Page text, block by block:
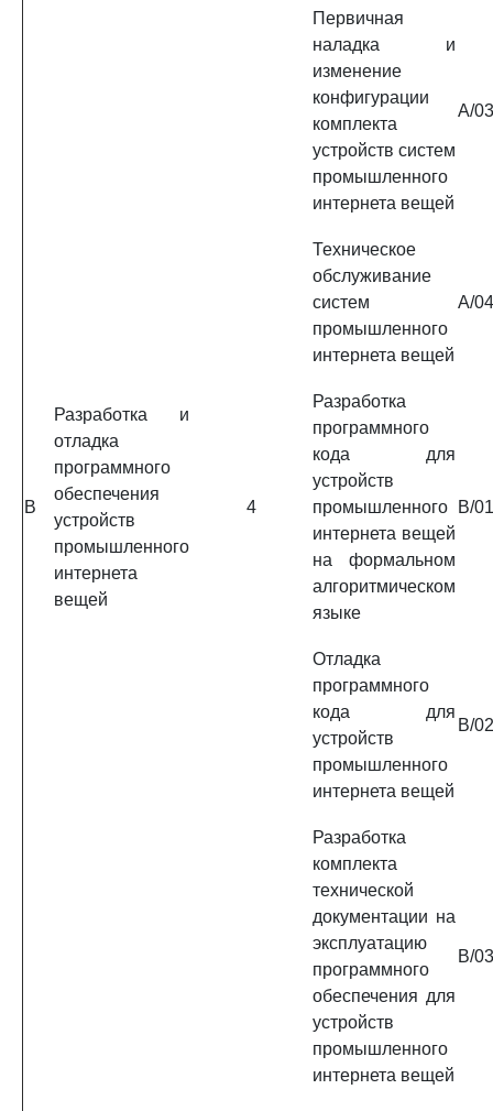
Первичная
наладка и
изменение
конфигурации
комплекта
устройств систем
промышленного
интернета вещей
A/
Техническое
обслуживание
систем
промышленного
интернета вещей
A/
B
Разработка и
отладка
программного
обеспечения
устройств
промышленного
интернета
вещей
4
Разработка
программного
кода для
устройств
промышленного
интернета вещей
на формальном
алгоритмическом
языке
B/
Отладка
программного
кода для
устройств
промышленного
интернета вещей
B/
Разработка
комплекта
технической
документации на
эксплуатацию
программного
обеспечения для
устройств
промышленного
интернета вещей
B/